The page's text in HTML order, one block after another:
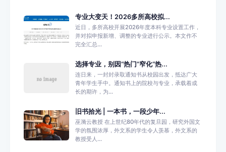
专业大变天！2026多所高校拟...
近日，多所高校开展2026年度本科专业设置工作，
并对拟申报新增、调整的专业进行公示。本文作不
完全汇总...
选择专业，别因“热门”窄化“热...
连日来，一封封录取通知书从校园出发，抵达广大
青年学生手中。通知书上的院校与专业，承载着成
长的期许，为...
旧书拾光 | 一本书，一段少年...
巫漪云教授 在上世纪80年代的复旦园，研究外国文
学的氛围浓厚，外文系的学生令人羡慕，外文系的
教授受人...